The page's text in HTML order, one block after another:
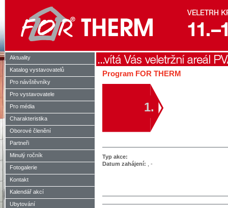
Aktuality
Katalog vystavovatelů
Pro návštěvníky
Pro vystavovatele
Pro média
Charakteristika
Oborové členění
Partneři
Minulý ročník
Fotogalerie
Kontakt
Kalendář akcí
Ubytování
Program FOR THERM
1.
Typ akce:
Datum zahájení:
, -